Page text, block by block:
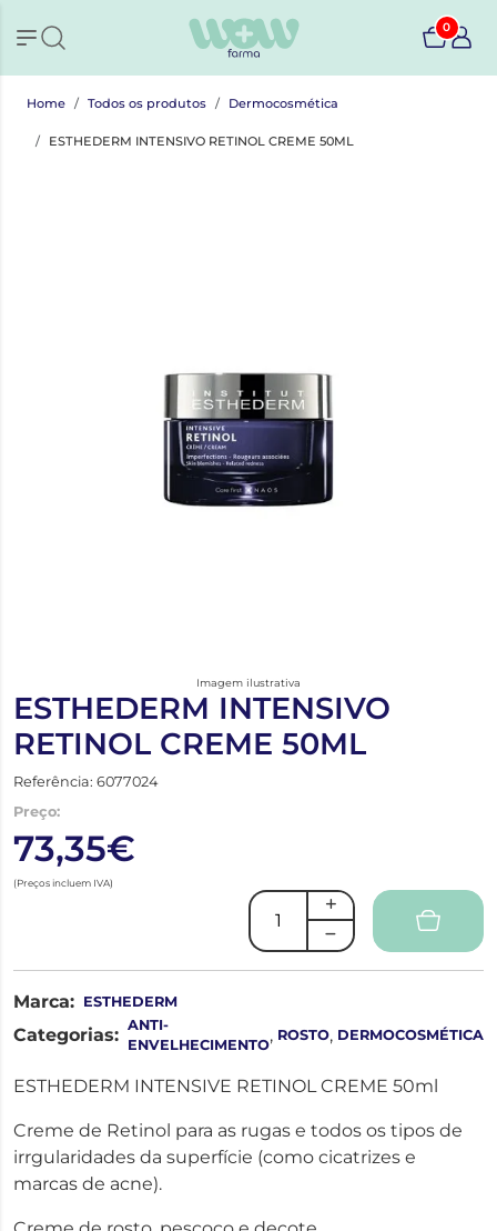
0
Home Todos os produtos Dermocosmética
ESTHEDERM INTENSIVO RETINOL CREME 50ML
Imagem ilustrativa
ESTHEDERM INTENSIVO
RETINOL CREME 50ML
Referência: 6077024
Preço:
73,35€
(Preços incluem IVA)
Marca: ESTHEDERM
Categorias: ANTI-
ENVELHECIMENTO, ROSTO, DERMOCOSMÉTICA
ESTHEDERM INTENSIVE RETINOL CREME 50ml
Creme de Retinol para as rugas e todos os tipos de
irrgularidades da superfície (como cicatrizes e
marcas de acne).